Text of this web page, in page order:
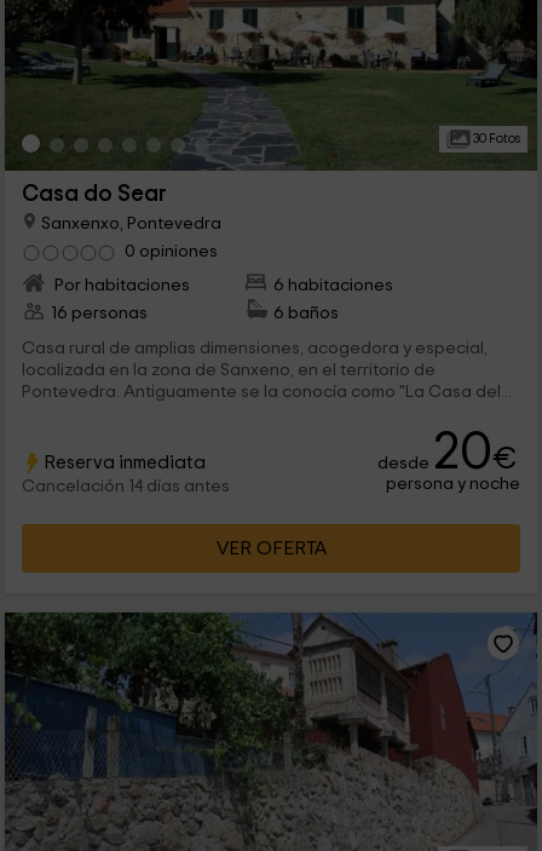
30 Fotos
Casa do Sear
Sanxenxo, Pontevedra
0 opiniones
Por habitaciones
6 habitaciones
16 personas
6 baños
Casa rural de amplias dimensiones, acogedora y especial,
localizada en la zona de Sanxeno, en el territorio de
Pontevedra. Antiguamente se la conocía como "La Casa del...
Reserva inmediata
Cancelación 14 días antes
desde 20€
persona y noche
VER OFERTA